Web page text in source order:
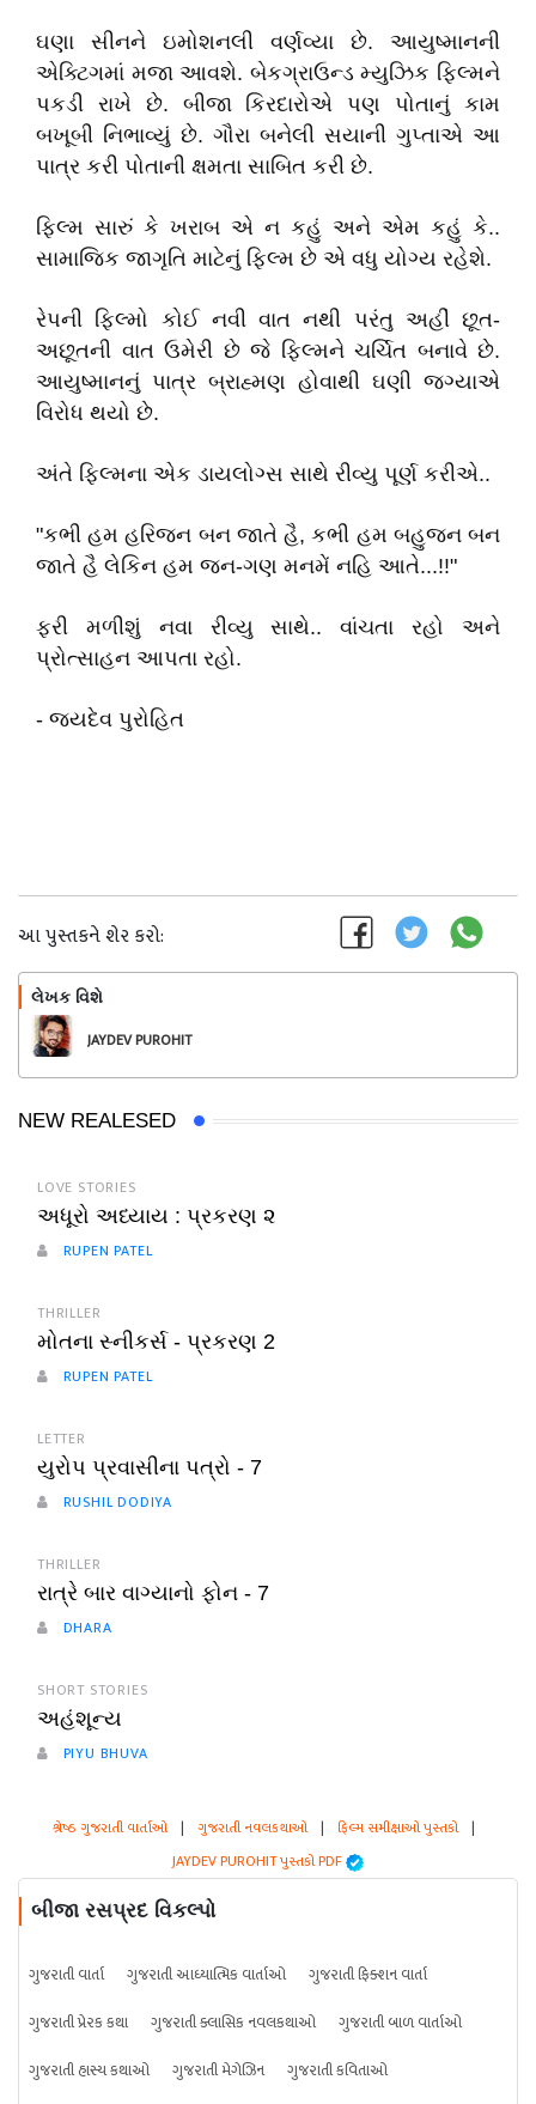
ઘણા સીનને ઇમોશનલી વર્ણવ્યા છે. આયુષ્માનની
એક્ટિગમાં મજા આવશે. બેકગ્રાઉન્ડ મ્યુઝિક ફિલ્મને
પકડી રાખે છે. બીજા કિરદારોએ પણ પોતાનું કામ
બખૂબી નિભાવ્યું છે. ગૌરા બનેલી સયાની ગુપ્તાએ આ
પાત્ર કરી પોતાની ક્ષમતા સાબિત કરી છે.
ફિલ્મ સારું કે ખરાબ એ ન કહું અને એમ કહું કે..
સામાજિક જાગૃતિ માટેનું ફિલ્મ છે એ વધુ યોગ્ય રહેશે.
રેપની ફિલ્મો કોઈ નવી વાત નથી પરંતુ અહીં છૂત-
અછૂતની વાત ઉમેરી છે જે ફિલ્મને ચર્ચિત બનાવે છે.
આયુષ્માનનું પાત્ર બ્રાહ્મણ હોવાથી ઘણી જગ્યાએ
વિરોધ થયો છે.
અંતે ફિલ્મના એક ડાયલોગ્સ સાથે રીવ્યુ પૂર્ણ કરીએ..
"કભી હમ હરિજન બન જાતે હૈ, કભી હમ બહુજન બન
જાતે હૈ લેકિન હમ જન-ગણ મનમેં નહિ આતે...!!"
ફરી મળીશું નવા રીવ્યુ સાથે.. વાંચતા રહો અને
પ્રોત્સાહન આપતા રહો.
- જયદેવ પુરોહિત
આ પુસ્તકને શેર કરો:
લેખક વિશે
JAYDEV PUROHIT
NEW REALESED
LOVE STORIES
અધૂરો અધ્યાય : પ્રકરણ ૨
RUPEN PATEL
THRILLER
મોતના સ્નીકર્સ - પ્રકરણ 2
RUPEN PATEL
LETTER
યુરોપ પ્રવાસીના પત્રો - 7
RUSHIL DODIYA
THRILLER
રાત્રે બાર વાગ્યાનો ફોન - 7
DHARA
SHORT STORIES
અહંશૂન્ય
PIYU BHUVA
શ્રેષ્ઠ ગુજરાતી વાર્તાઓ | ગુજરાતી નવલકથાઓ | ફિલ્મ સમીક્ષાઓ પુસ્તકો |
JAYDEV PUROHIT પુસ્તકો PDF
બીજા રસપ્રદ વિકલ્પો
ગુજરાતી વાર્તા ગુજરાતી આધ્યાત્મિક વાર્તાઓ
ગુજરાતી ફિક્શન વાર્તા
ગુજરાતી પ્રેરક કથા
ગુજરાતી ક્લાસિક નવલકથાઓ
ગુજરાતી બાળ વાર્તાઓ
ગુજરાતી હાસ્ય કથાઓ
ગુજરાતી મેગેઝિન
ગુજરાતી કવિતાઓ